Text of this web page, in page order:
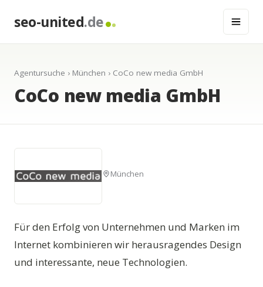
seo-united.de
Agentursuche › München › CoCo new media GmbH
CoCo new media GmbH
München
Für den Erfolg von Unternehmen und Marken im
Internet kombinieren wir herausragendes Design
und interessante, neue Technologien.